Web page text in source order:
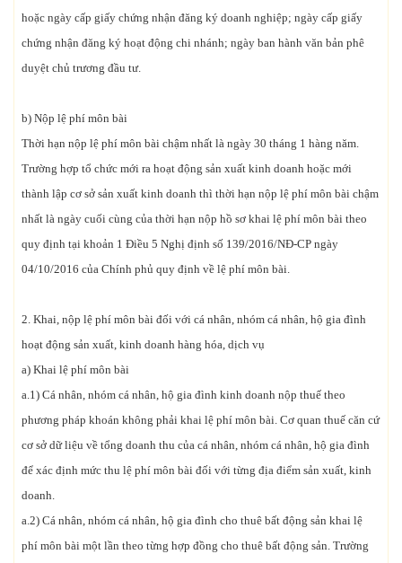
hoặc ngày cấp giấy chứng nhận đăng ký doanh nghiệp; ngày cấp giấy
chứng nhận đăng ký hoạt động chi nhánh; ngày ban hành văn bản phê
duyệt chủ trương đầu tư.
b) Nộp lệ phí môn bài
Thời hạn nộp lệ phí môn bài chậm nhất là ngày 30 tháng 1 hàng năm.
Trường hợp tổ chức mới ra hoạt động sản xuất kinh doanh hoặc mới
thành lập cơ sở sản xuất kinh doanh thì thời hạn nộp lệ phí môn bài chậm
nhất là ngày cuối cùng của thời hạn nộp hồ sơ khai lệ phí môn bài theo
quy định tại khoản 1 Điều 5 Nghị định số 139/2016/NĐ-CP ngày
04/10/2016 của Chính phủ quy định về lệ phí môn bài.
2. Khai, nộp lệ phí môn bài đối với cá nhân, nhóm cá nhân, hộ gia đình
hoạt động sản xuất, kinh doanh hàng hóa, dịch vụ
a) Khai lệ phí môn bài
a.1) Cá nhân, nhóm cá nhân, hộ gia đình kinh doanh nộp thuế theo
phương pháp khoán không phải khai lệ phí môn bài. Cơ quan thuế căn cứ
cơ sở dữ liệu về tổng doanh thu của cá nhân, nhóm cá nhân, hộ gia đình
để xác định mức thu lệ phí môn bài đối với từng địa điểm sản xuất, kinh
doanh.
a.2) Cá nhân, nhóm cá nhân, hộ gia đình cho thuê bất động sản khai lệ
phí môn bài một lần theo từng hợp đồng cho thuê bất động sản. Trường